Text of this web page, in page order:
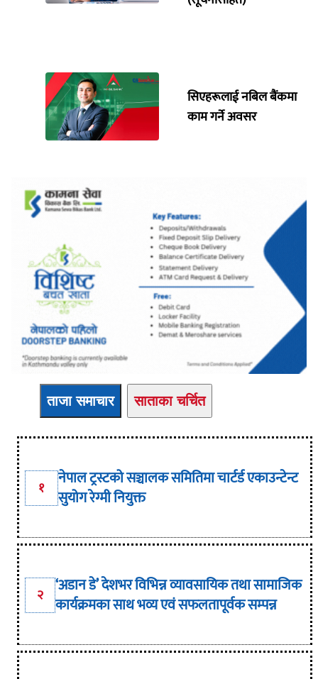
सिएहरूलाई नबिल बैंकमा
काम गर्ने अवसर
ताजा समाचार साताका चर्चित
१
नेपाल ट्रस्टको सञ्चालक समितिमा चार्टर्ड एकाउन्टेन्ट
सुयोग रेग्मी नियुक्त
२ ‘अडान डे’ देशभर विभिन्न व्यावसायिक तथा सामाजिक
कार्यक्रमका साथ भव्य एवं सफलतापूर्वक सम्पन्न